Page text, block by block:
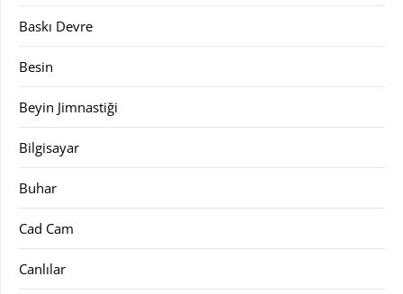
Baskı Devre
Besin
Beyin Jimnastiği
Bilgisayar
Buhar
Cad Cam
Canlılar